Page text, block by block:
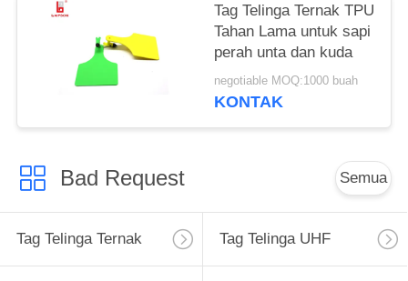
Tag Telinga Ternak TPU
Tahan Lama untuk sapi
perah unta dan kuda
negotiable MOQ:1000 buah
KONTAK
Bad Request Semua
Tag Telinga Ternak Tag Telinga UHF